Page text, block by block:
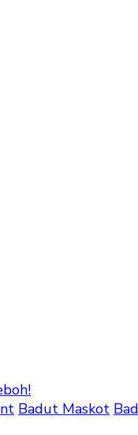
Badut Maskot